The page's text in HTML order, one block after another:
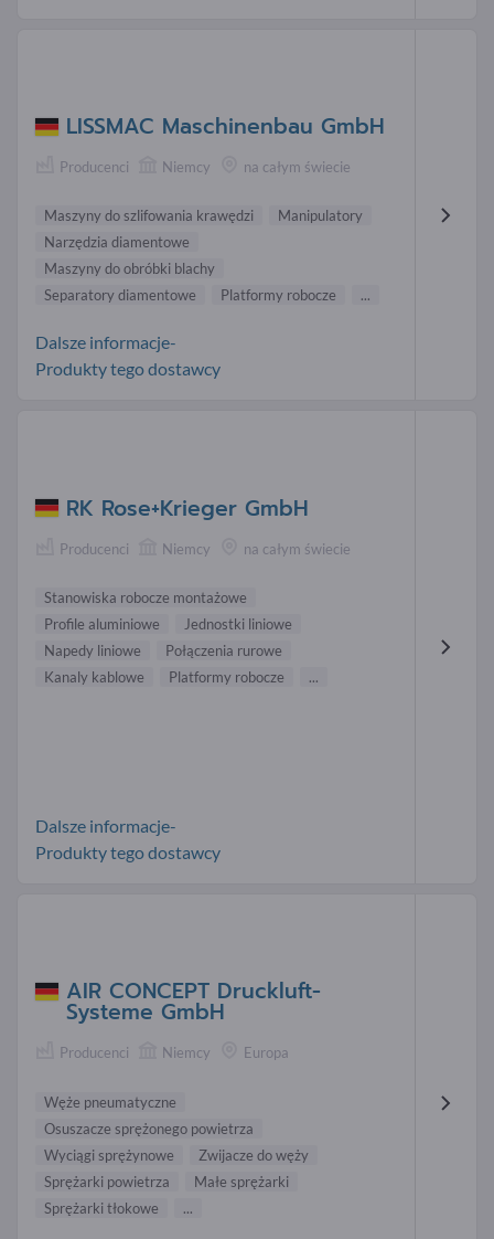
LISSMAC Maschinenbau GmbH
Producenci Niemcy na całym świecie
Maszyny do szlifowania krawędzi
Manipulatory
Narzędzia diamentowe
Maszyny do obróbki blachy
Separatory diamentowe
Platformy robocze ...
Dalsze informacje-
Produkty tego dostawcy
RK Rose+Krieger GmbH
Producenci Niemcy na całym świecie
Stanowiska robocze montażowe
Profile aluminiowe
Jednostki liniowe
Napedy liniowe
Połączenia rurowe
Kanaly kablowe
Platformy robocze ...
Dalsze informacje-
Produkty tego dostawcy
AIR CONCEPT Druckluft-
Systeme GmbH
Producenci Niemcy Europa
Węże pneumatyczne
Osuszacze sprężonego powietrza
Wyciągi sprężynowe
Zwijacze do węży
Sprężarki powietrza
Małe sprężarki
Sprężarki tłokowe
...